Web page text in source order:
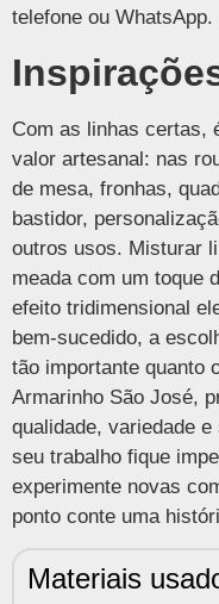
telefone ou WhatsApp.
Com as linhas certas,
valor artesanal: nas
de mesa, fronhas,
bastidor,
outros usos. Misturar
meada com um toque
efeito tridimensional
bem-sucedido, a
tão importante quanto
Armarinho São José,
qualidade, variedade
seu trabalho fique
experimente novas
ponto conte uma
Materiais